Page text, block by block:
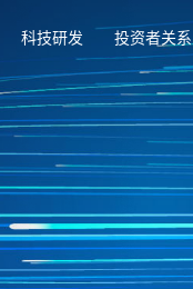
科技研发 投资者关系